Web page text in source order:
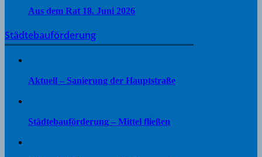
Aus dem Rat 18. Juni 2026
Städtebauförderung
Aktuell – Sanierung der Hauptstraße
Städtebauförderung – Mittel fließen